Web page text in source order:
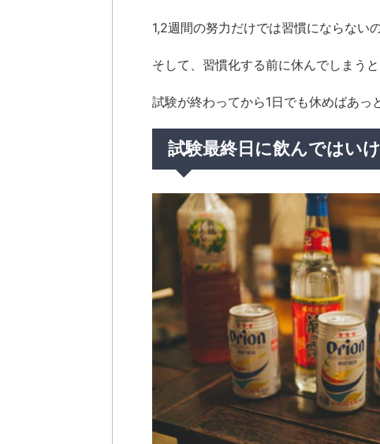
1,2週間の努力だけでは習慣にならない
そして、習慣化する前に休んでしまう
試験が終わってから1日でも休めばあっ
試験最終日に飲んではい